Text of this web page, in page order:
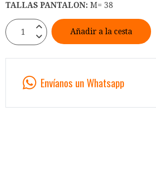
TALLAS PANTALON: M= 38
Añadir a la cesta
Envíanos un Whatsapp